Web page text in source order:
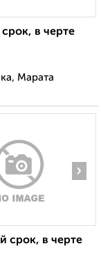
в черте
Марата
›
срок, в черте